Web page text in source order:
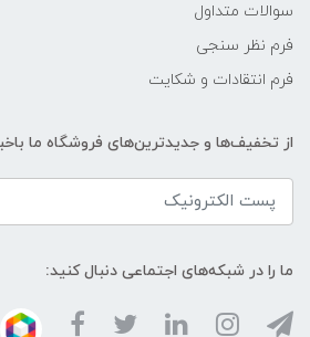
سوالات متداول
فرم نظر سنجی
فرم انتقادات و شکایت
از تخفیف‌ها و جدیدترین‌های فروشگاه ما
ما را در شبکه‌های اجتماعی دنبال کنید: